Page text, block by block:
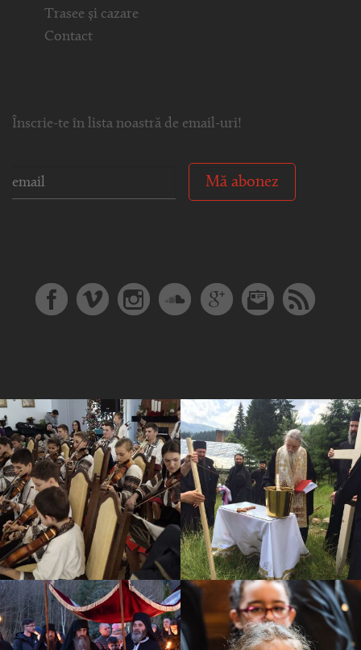
Trasee și cazare
Contact
Înscrie-te în lista noastră de email-uri!
Mă abonez